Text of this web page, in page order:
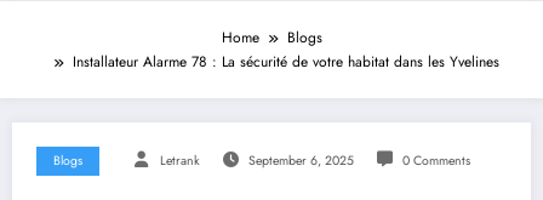
Home
Blogs
Installateur Alarme 78 : La sécurité de votre habitat dans les Yvelines
Blogs Letrank September 6, 2025 0 Comments